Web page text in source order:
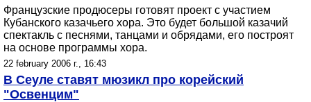
Французские продюсеры готовят проект с участием
Кубанского казачьего хора. Это будет большой казачий
спектакль с песнями, танцами и обрядами, его построят
на основе программы хора.
22 february 2006 г., 16:43
В Сеуле ставят мюзикл про корейский
"Освенцим"